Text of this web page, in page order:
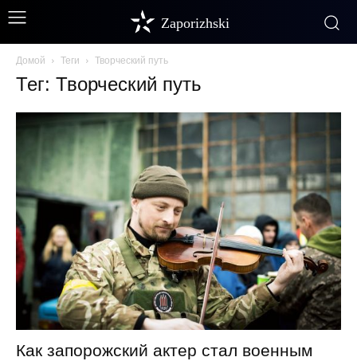
Zaporizhski
Домой Теги Творческий путь
Тег: Творческий путь
Как запорожский актер стал военным